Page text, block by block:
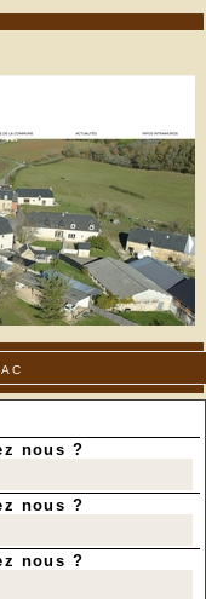
nous ?
nous ?
nous ?
Boulet
Boulet
de Souillac